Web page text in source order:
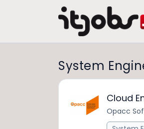
System
Cloud
Opacc